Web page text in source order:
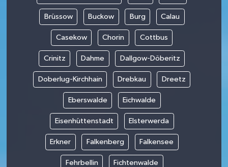
Brüssow Buckow Burg Calau
Casekow Chorin Cottbus
Crinitz Dahme Dallgow-Döberitz
Doberlug-Kirchhain Drebkau Dreetz
Eberswalde Eichwalde
Eisenhüttenstadt Elsterwerda
Erkner Falkenberg Falkensee
Fehrbellin Fichtenwalde